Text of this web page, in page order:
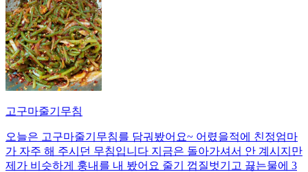
고구마줄기무침
오늘은 고구마줄기무침를 담궈봤어요~ 어렸을적에 친정엄마
가 자주 해 주시던 무침입니다 지금은 돌아가셔서 안 계시지만
제가 비슷하게 훙내를 내 봤어요 줄기 껍질벗기고 끓는물에 3